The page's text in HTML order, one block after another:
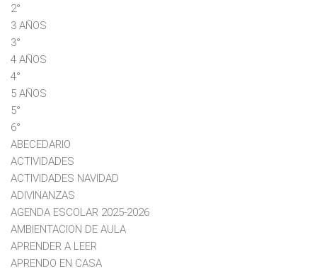
2°
3 AÑOS
3°
4 AÑOS
4°
5 AÑOS
5°
6°
ABECEDARIO
ACTIVIDADES
ACTIVIDADES NAVIDAD
ADIVINANZAS
AGENDA ESCOLAR 2025-2026
AMBIENTACION DE AULA
APRENDER A LEER
APRENDO EN CASA